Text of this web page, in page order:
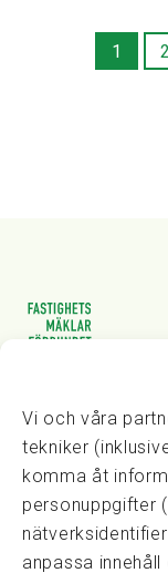
Vi och våra
tekniker
komma åt
personuppgifter
anpassa
1 2
Vasagatan 28,
kansli@fmf.se
Snabblänkar
Prisexempel
Medarbetare